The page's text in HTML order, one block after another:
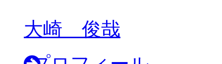
大崎 俊哉